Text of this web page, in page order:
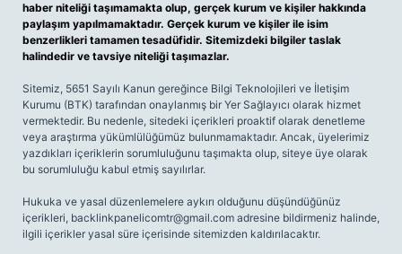
haber niteliği taşımamakta olup, gerçek kurum ve kişiler hakkında
paylaşım yapılmamaktadır. Gerçek kurum ve kişiler ile isim
benzerlikleri tamamen tesadüfidir. Sitemizdeki bilgiler taslak
halindedir ve tavsiye niteliği taşımazlar.
Sitemiz, 5651 Sayılı Kanun gereğince Bilgi Teknolojileri ve İletişim
Kurumu (BTK) tarafından onaylanmış bir Yer Sağlayıcı olarak hizmet
vermektedir. Bu nedenle, sitedeki içerikleri proaktif olarak denetleme
veya araştırma yükümlülüğümüz bulunmamaktadır. Ancak, üyelerimiz
yazdıkları içeriklerin sorumluluğunu taşımakta olup, siteye üye olarak
bu sorumluluğu kabul etmiş sayılırlar.
Hukuka ve yasal düzenlemelere aykırı olduğunu düşündüğünüz
içerikleri, backlinkpanelicomtr@gmail.com adresine bildirmeniz halinde,
ilgili içerikler yasal süre içerisinde sitemizden kaldırılacaktır.